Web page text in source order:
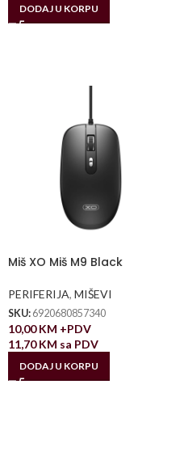
DODAJ U KORPU
Miš XO Miš M9 Black
PERIFERIJA, MIŠEVI
SKU: 6920680857340
10,00KM +PDV
11,70KM sa PDV
DODAJ U KORPU